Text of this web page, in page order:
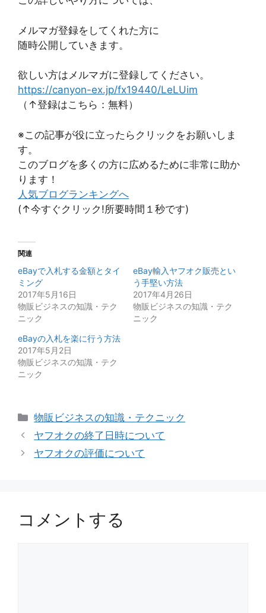
メルマガ登録をしてくれた方に
随時公開していきます。
欲しい方はメルマガに登録してください。
https://canyon-ex.jp/fx19440/LeLUim
（↑登録はこちら：無料）
※この記事が役に立ったらクリックをお願いしま
す。
このブログを多くの方に広めるために非常に助か
ります！
人気ブログランキングへ
(↑今すぐクリック!所要時間１秒です)
関連
eBayで入札する金額とタイ
ミング
2017年5月16日
物販ビジネスの知識・テク
ニック
eBay輸入ヤフオク販売とい
う手堅い方法
2017年4月26日
物販ビジネスの知識・テク
ニック
eBayの入札を楽に行う方法
2017年5月2日
物販ビジネスの知識・テク
ニック
カ
テ
リ
物販ビジネスの知識・テクニック
ヤフオクの終了日時について
ヤフオクの評価について
コメントする